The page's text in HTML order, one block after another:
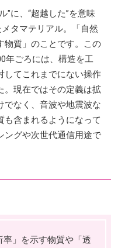
"に、“超越した”を意味
タマテリアル。「自然
物質」のことです。この
年ごろには、構造を工
してこれまでにない操作
。現在ではその定義は拡
でなく、音波や地震波な
も含まれるようになって
ングや次世代通信用途で
」を示す物質や「透